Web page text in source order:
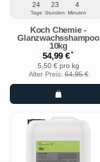
24
Tage
23
Stunden
4
Minuten
Koch Chemie -
Glanzwachsshampoo
10kg
54,99 €*
5,50 € pro kg
Alter Preis:64,95 €